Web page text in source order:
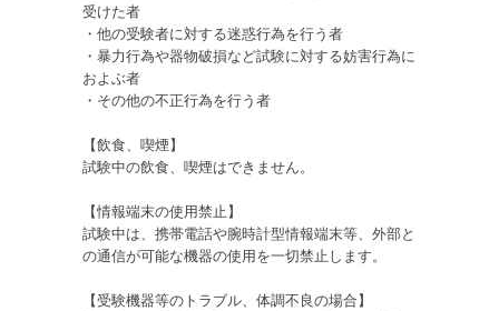
受けた者
・他の受験者に対する迷惑行為を行う者
・暴力行為や器物破損など試験に対する妨害行為に
およぶ者
・その他の不正行為を行う者
【飲食、喫煙】
試験中の飲食、喫煙はできません。
【情報端末の使用禁止】
試験中は、携帯電話や腕時計型情報端末等、外部と
の通信が可能な機器の使用を一切禁止します。
【受験機器等のトラブル、体調不良の場合】